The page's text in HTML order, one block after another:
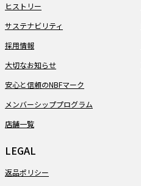
ヒストリー
サステナビリティ
採用情報
大切なお知らせ
安心と信頼のNBFマーク
メンバーシッププログラム
店舗一覧
LEGAL
返品ポリシー